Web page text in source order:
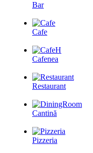
Bar
Cafe
Cafenea
Restaurant
Cantină
Pizzeria